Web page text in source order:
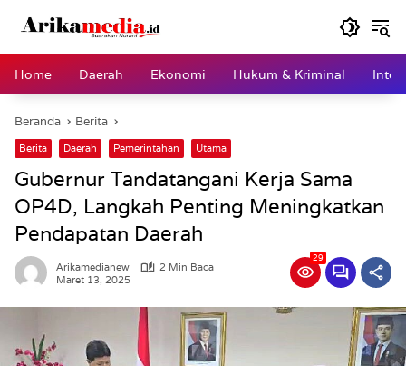
Home
Daerah Ekonomi Hukum & Kriminal
Beranda Berita
Berita Daerah Pemerintahan Utama
Gubernur Tandatangani Kerja Sama
OP4D, Langkah Penting Meningkatkan
Pendapatan Daerah
Arikamedianew
2 Min Baca
Maret 13, 2025
29